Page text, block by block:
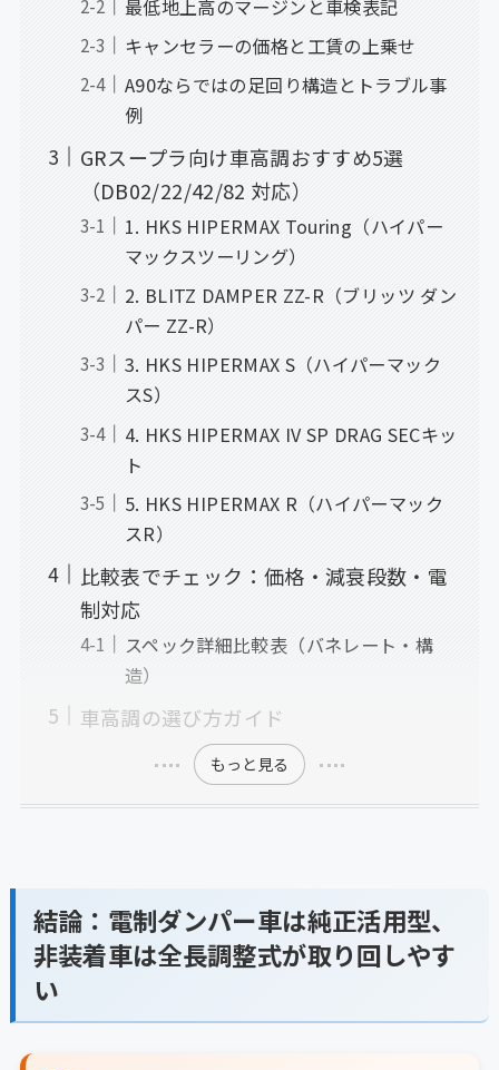
最低地上高のマージンと車検表記
キャンセラーの価格と工賃の上乗せ
A90ならではの足回り構造とトラブル事
例
GRスープラ向け車高調おすすめ5選
（DB02/22/42/82 対応）
1. HKS HIPERMAX Touring（ハイパー
マックスツーリング）
2. BLITZ DAMPER ZZ-R（ブリッツ ダン
パー ZZ-R）
3. HKS HIPERMAX S（ハイパーマック
スS）
4. HKS HIPERMAX IV SP DRAG SECキッ
ト
5. HKS HIPERMAX R（ハイパーマック
スR）
比較表でチェック：価格・減衰段数・電
制対応
スペック詳細比較表（バネレート・構
造）
車高調の選び方ガイド
もっと見る
結論：電制ダンパー車は純正活用型、
非装着車は全長調整式が取り回しやす
い